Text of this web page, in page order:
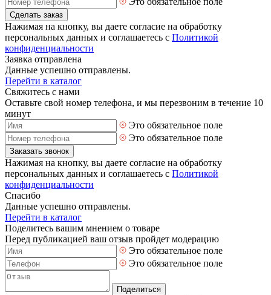
Сделать заказ
Нажимая на кнопку, вы даете согласие на обработку
персональных данных и соглашаетесь с Политикой
конфиденциальности
Заявка отправлена
Данные успешно отправлены.
Перейти в каталог
Свяжитесь с нами
Оставьте свой номер телефона, и мы перезвоним в течение 10
минут
Это обязательное поле
Это обязательное поле
Заказать звонок
Нажимая на кнопку, вы даете согласие на обработку
персональных данных и соглашаетесь с Политикой
конфиденциальности
Спасибо
Данные успешно отправлены.
Перейти в каталог
Поделитесь вашим мнением о товаре
Перед публикацией ваш отзыв пройдет модерацию
Это обязательное поле
Это обязательное поле
Поделиться